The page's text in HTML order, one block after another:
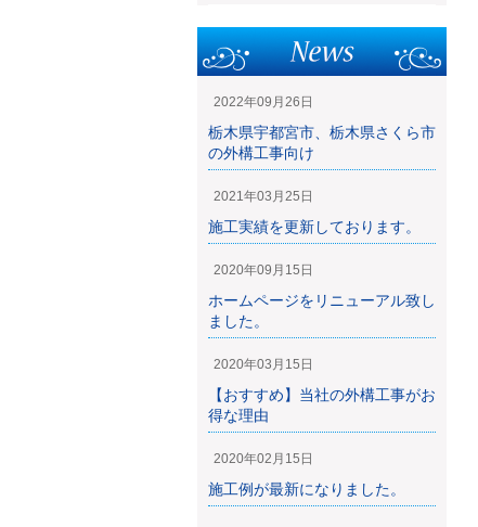
2022年09月26日
栃木県宇都宮市、栃木県さくら市
の外構工事向け
2021年03月25日
施工実績を更新しております。
2020年09月15日
ホームページをリニューアル致し
ました。
2020年03月15日
【おすすめ】当社の外構工事がお
得な理由
2020年02月15日
施工例が最新になりました。